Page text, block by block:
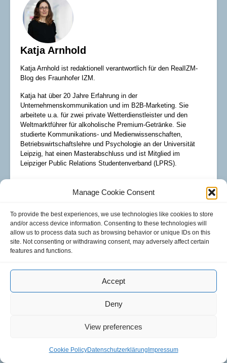
Manage Cookie Consent
To provide the best experiences, we use technologies like cookies to store
and/or access device information. Consenting to these technologies will
allow us to process data such as browsing behavior or unique IDs on this
site. Not consenting or withdrawing consent, may adversely affect certain
features and functions.
Accept
Deny
View preferences
Cookie PolicyDatenschutzerklärung Impressum
Katja Arnhold
Katja Arnhold ist redaktionell verantwortlich für den RealIZM-
Blog des Fraunhofer IZM.
Katja hat über 20 Jahre Erfahrung in der
Unternehmenskommunikation und im B2B-Marketing. Sie
arbeitete u.a. für zwei private Wetterdienstleister und den
Weltmarktführer für alkoholische Premium-Getränke. Sie
studierte Kommunikations- und Medienwissenschaften,
Betriebswirtschaftslehre und Psychologie an der Universität
Leipzig, hat einen Masterabschluss und ist Mitglied im
Leipziger Public Relations Studentenverband (LPRS).
Fraunhofer IZM beschäftigt und Teil des RealIZM Blog-Teams.
zu verschiedensten Themen und der Vorbereitung und